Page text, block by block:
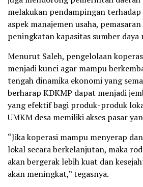
melakukan pendampingan
aspek manajemen usaha,
peningkatan kapasitas sumber daya
Menurut Saleh, pengelolaan
menjadi kunci agar mampu
tengah dinamika ekonomi yang
berharap KDKMP dapat menjadi
yang efektif bagi produk-produk
UMKM desa memiliki akses pasar
“Jika koperasi mampu menyerap
lokal secara berkelanjutan, maka
akan bergerak lebih kuat dan
akan meningkat,” tegasnya.